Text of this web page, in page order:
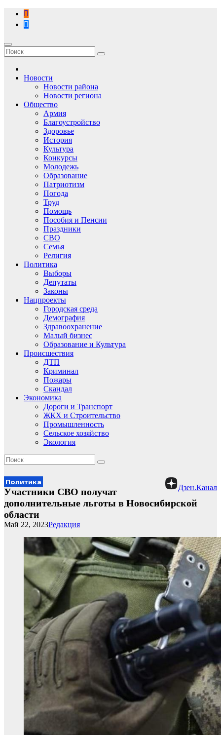
Перейти
содержимому
Новости
Новости района
Новости региона
Общество
Армия
Благоустройство
Здоровье
История
Культура
Конкурсы
Молодежь
Образование
Патриотизм
Погода
Труд
Помощь
Пособия и Пенсии
Праздники
СВО
Семья
Религия
Политика
Выборы
Депутаты
Законы
Нацпроекты
Городская среда
Демография
Здравоохранение
Малый бизнес
Образование и Культура
Происшествия
ДТП
Криминал
Пожары
Скандал
Экономика
Дороги и Транспорт
ЖКХ и Строительство
Промышленность
Сельское хозяйство
Экология
Политика
Дзен.Канал
Участники СВО получат
дополнительные льготы в Новосибирской
области
Редакция
Май 22, 2023